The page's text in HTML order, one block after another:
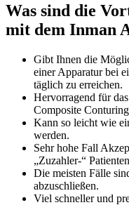
Was sind die
mit dem Inman
Gibt Ihnen die
einer Apparatur bei
täglich zu erreichen.
Hervorragend für
Composite
Kann so leicht wie
werden.
Sehr hohe Fall
„Zuzahler-“ Patienten
Die meisten Fälle
abzuschließen.
Viel schneller und